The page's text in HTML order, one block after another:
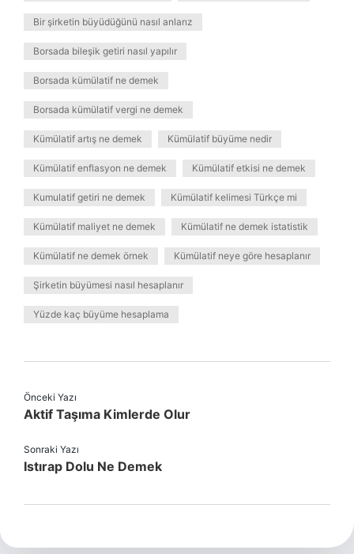
Bir şirketin büyüdüğünü nasıl anlarız
Borsada bileşik getiri nasıl yapılır
Borsada kümülatif ne demek
Borsada kümülatif vergi ne demek
Kümülatif artış ne demek Kümülatif büyüme nedir
Kümülatif enflasyon ne demek Kümülatif etkisi ne demek
Kumulatif getiri ne demek Kümülatif kelimesi Türkçe mi
Kümülatif maliyet ne demek Kümülatif ne demek istatistik
Kümülatif ne demek örnek Kümülatif neye göre hesaplanır
Şirketin büyümesi nasıl hesaplanır
Yüzde kaç büyüme hesaplama
Önceki Yazı
Aktif Taşıma Kimlerde Olur
Sonraki Yazı
Istırap Dolu Ne Demek